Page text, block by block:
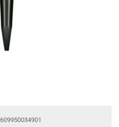
609950034901